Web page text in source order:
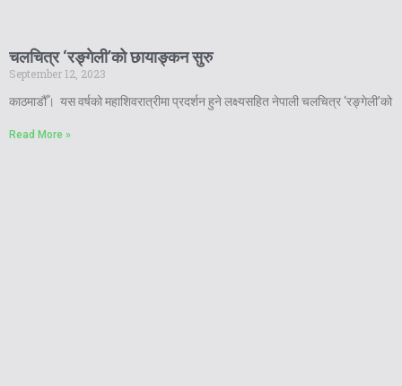
चलचित्र ‘रङ्गेली’को छायाङ्कन सुरु
September 12, 2023
काठमाडौँ। यस वर्षको महाशिवरात्रीमा प्रदर्शन हुने लक्ष्यसहित नेपाली चलचित्र ‘रङ्गेली’को
Read More »